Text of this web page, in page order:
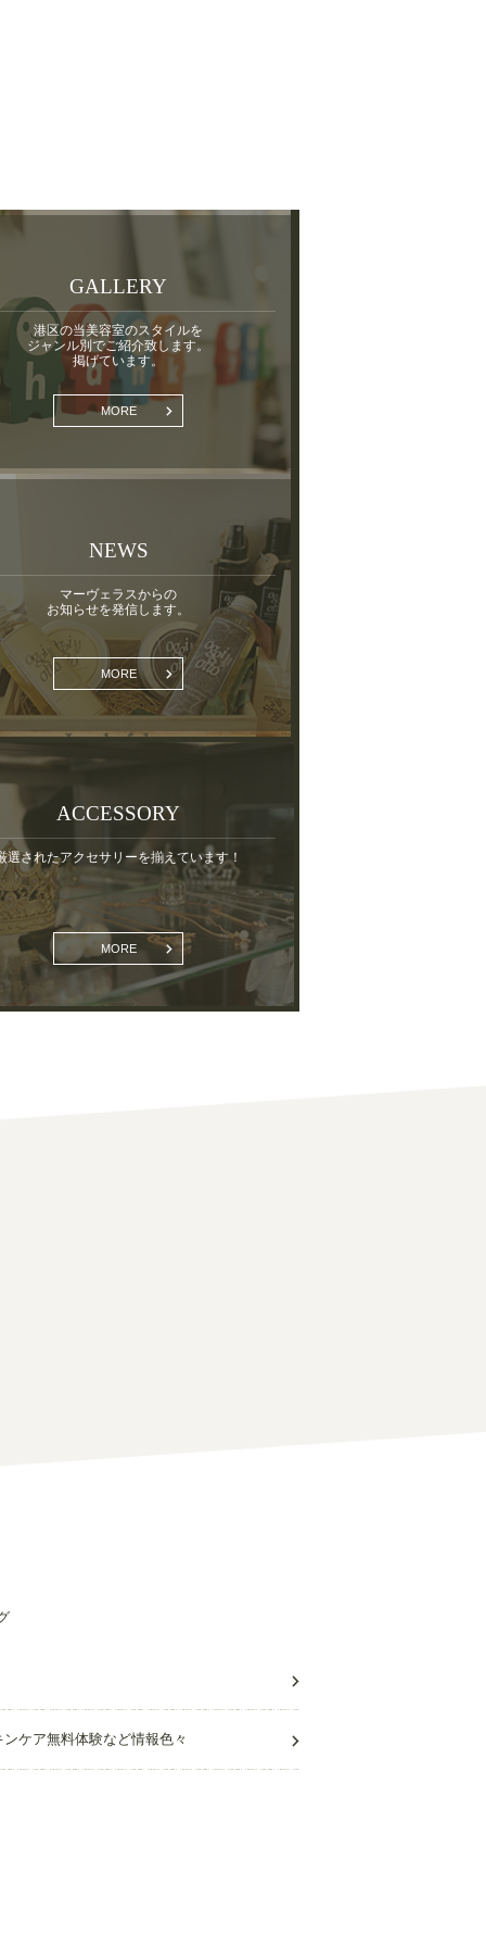
GALLERY
港区の当美容室のスタイルを
ジャンル別でご紹介致します。
掲げています。
MORE
NEWS
マーヴェラスからの
お知らせを発信します。
MORE
ACCESSORY
選されたアクセサリーを揃えています！
MORE
ケア無料体験など情報色々